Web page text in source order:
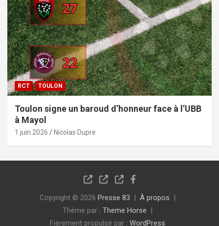
RCT TOULON
Toulon signe un baroud d’honneur face à l’UBB
à Mayol
1 juin 2026 Nicolas Dupre
Copyright © 2026 Presse 83
À propos
Thème par : Theme Horse
Fièrement propulsé par : WordPress